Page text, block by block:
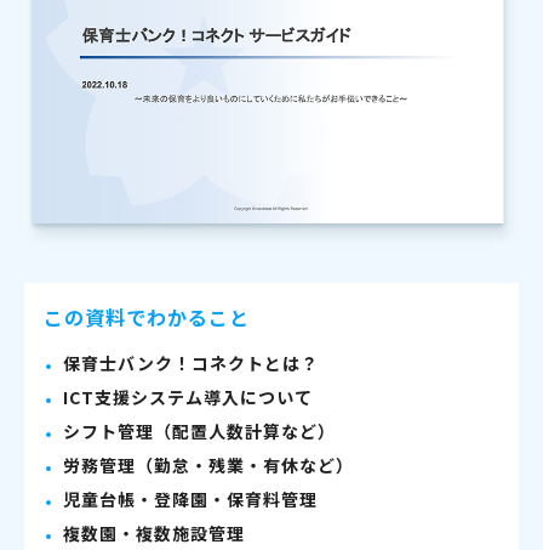
この資料でわかること
保育士バンク！コネクトとは？
ICT支援システム導入について
シフト管理（配置人数計算など）
労務管理（勤怠・残業・有休など）
児童台帳・登降園・保育料管理
複数園・複数施設管理